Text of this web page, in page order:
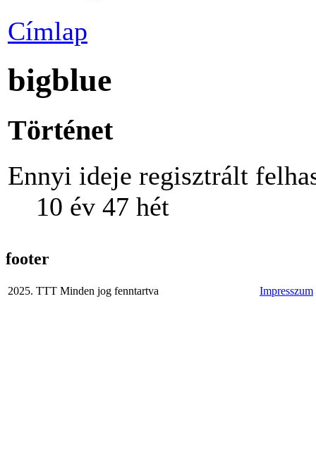
Címlap
bigblue
Történet
Ennyi ideje regisztrált
10 év 47 hét
footer
2025. TTT Minden jog fenntartva Impresszum